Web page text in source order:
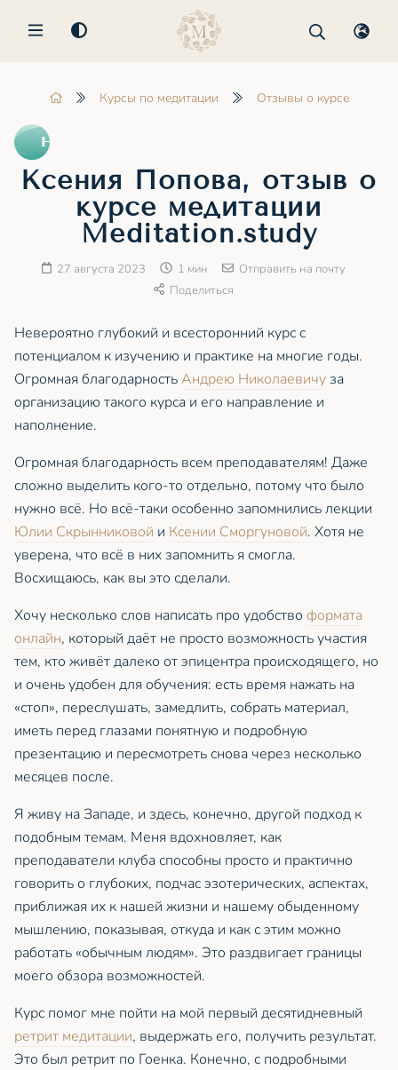
MENU
Курсы по медитации Отзывы о курсе
Ксения Попова, отзыв о
курсе медитации
Meditation.study
27 августа 2023 1 мин
Отправить на почту
Поделиться
Невероятно глубокий и всесторонний курс с
потенциалом к изучению и практике на многие годы.
Огромная благодарностьАндрею Николаевичуза
организацию такого курса и его направление и
наполнение.
Огромная благодарность всем преподавателям! Даже
сложно выделить кого-то отдельно, потому что было
нужно всё. Но всё-таки особенно запомнились лекции
Юлии Скрынниковой и Ксении Сморгуновой. Хотя не
уверена, что всё в них запомнить я смогла.
Восхищаюсь, как вы это сделали.
Хочу несколько слов написать про удобство формата
онлайн, который даёт не просто возможность участия
тем, кто живёт далеко от эпицентра происходящего, но
и очень удобен для обучения: есть время нажать на
«стоп», переслушать, замедлить, собрать материал,
иметь перед глазами понятную и подробную
презентацию и пересмотреть снова через несколько
месяцев после.
Я живу на Западе, и здесь, конечно, другой подход к
подобным темам. Меня вдохновляет, как
преподаватели клуба способны просто и практично
говорить о глубоких, подчас эзотерических, аспектах,
приближая их к нашей жизни и нашему обыденному
мышлению, показывая, откуда и как с этим можно
работать «обычным людям». Это раздвигает границы
моего обзора возможностей.
Курс помог мне пойти на мой первый десятидневный
ретрит медитации, выдержать его, получить результат.
Это был ретрит по Гоенка. Конечно, с подробными